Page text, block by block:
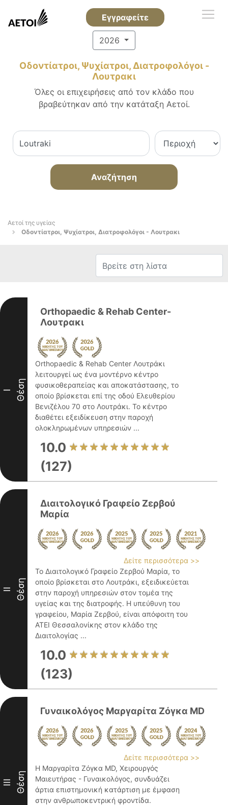
Εγγραφείτε
2026
Οδοντίατροι, Ψυχίατροι, Διατροφολόγοι -
Λουτρακι
Όλες οι επιχειρήσεις από τον κλάδο που
βραβεύτηκαν από την κατάταξη Αετοί.
Αναζήτηση
Αετοί της υγείας
Οδοντίατροι, Ψυχίατροι, Διατροφολόγοι - Λουτρακι
I Θέση
Orthopaedic & Rehab Center-
Λουτρακι
Orthopaedic & Rehab Center Λουτράκι
λειτουργεί ως ένα μοντέρνο κέντρο
φυσικοθεραπείας και αποκατάστασης, το
οποίο βρίσκεται επί της οδού Ελευθερίου
Βενιζέλου 70 στο Λουτράκι. Το κέντρο
διαθέτει εξειδίκευση στην παροχή
ολοκληρωμένων υπηρεσιών ...
10.0
(127)
II Θέση
Διαιτολογικό Γραφείο Ζερβού
Μαρία
Δείτε περισσότερα >>
Το Διαιτολογικό Γραφείο Ζερβού Μαρία, το
οποίο βρίσκεται στο Λουτράκι, εξειδικεύεται
στην παροχή υπηρεσιών στον τομέα της
υγείας και της διατροφής. Η υπεύθυνη του
γραφείου, Μαρία Ζερβού, είναι απόφοιτη του
ΑΤΕΙ Θεσσαλονίκης στον κλάδο της
Διαιτολογίας ...
10.0
(123)
III Θέση
Γυναικολόγος Μαργαρίτα Ζόγκα MD
Δείτε περισσότερα >>
Η Μαργαρίτα Ζόγκα MD, Χειρουργός
Μαιευτήρας - Γυναικολόγος, συνδυάζει
άρτια επιστημονική κατάρτιση με έμφαση
στην ανθρωποκεντρική φροντίδα.